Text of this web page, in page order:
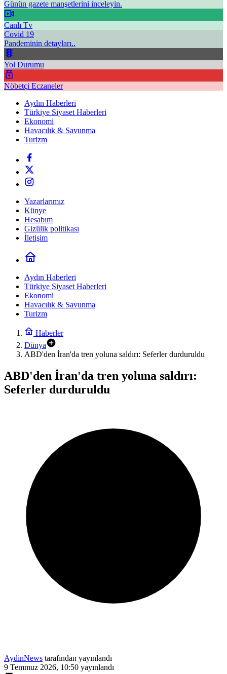
Günün gazete manşetlerini inceleyin.
Canlı Tv
Covid 19
Pandeminin detayları..
Yol Durumu
Nöbetçi Eczaneler
Aydın Haberleri
Türkiye Siyaset Haberleri
Ekonomi
Havacılık & Savunma
Turizm
Yazarlarımız
Künye
Hesabım
Gizlilik politikası
İletişim
Aydın Haberleri
Türkiye Siyaset Haberleri
Ekonomi
Havacılık & Savunma
Turizm
Haberler
Dünya
ABD'den İran'da tren yoluna saldırı: Seferler durduruldu
ABD'den İran'da tren yoluna saldırı:
Seferler durduruldu
AydinNews tarafından yayınlandı
9 Temmuz 2026, 10:50 yayınlandı